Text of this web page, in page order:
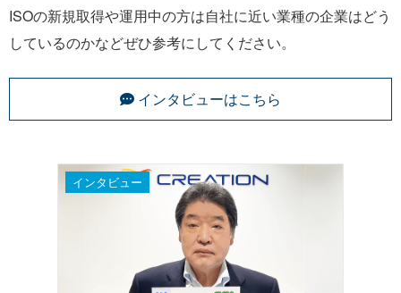
ISOの新規取得や運用中の方は自社に近い業種の企業はどう
しているのかなどぜひ参考にしてください。
インタビューはこちら
インタビュー